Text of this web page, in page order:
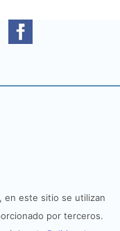
en este sitio se utilizan
por terceros.